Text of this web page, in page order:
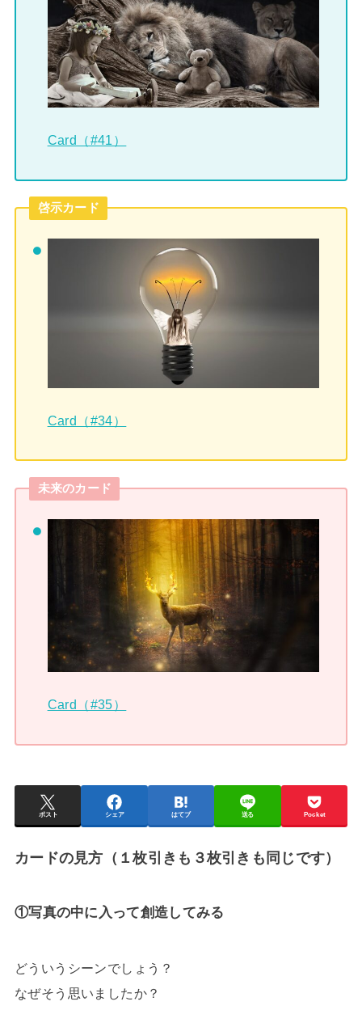
Card（#41）
啓示カード
Card（#34）
未来のカード
Card（#35）
ポスト シェア はてブ 送る Pocket
カードの見方（１枚引きも３枚引きも同じです）
①写真の中に入って創造してみる
どういうシーンでしょう？
なぜそう思いましたか？